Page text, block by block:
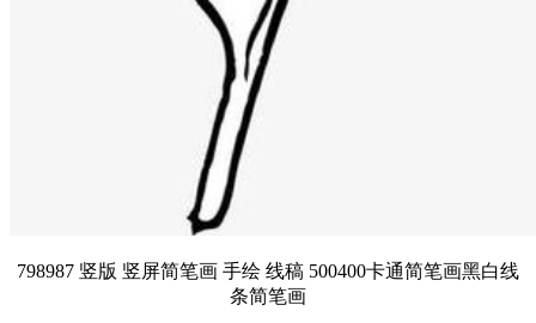
798987 竖版 竖屏简笔画 手绘 线稿 500400卡通简笔画黑白线
条简笔画